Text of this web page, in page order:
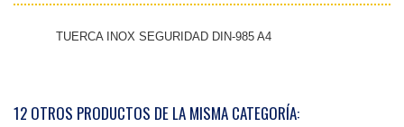
TUERCA INOX SEGURIDAD DIN-985 A4
12 OTROS PRODUCTOS DE LA MISMA CATEGORÍA: